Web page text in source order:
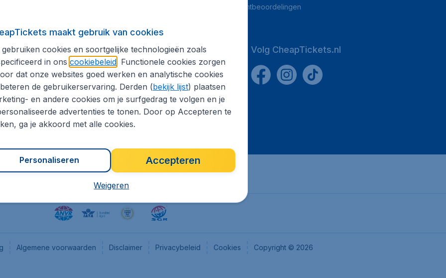
klantbeoordelingen
informatie
pers
Internationale sites
CheapTickets.be
Flugladen.de
CheapTickets.ch
CheapTickets.sg
Volg CheapTickets.nl
Algemene voorwaarden Disclaimer Privacybeleid Cookies Copyright © 2026
maakt gebruik van cookies
gebruiken cookies en soortgelijke technologieën zoals
in ons cookiebeleid. Functionele cookies zorgen
dat onze websites goed werken en analytische cookies
de gebruikerservaring. Derden (bekijk lijst) plaatsen
en andere cookies om je surfgedrag te volgen en je
advertenties te tonen. Door op Accepteren te
ga je akkoord met alle cookies.
Accepteren
Personaliseren
Weigeren